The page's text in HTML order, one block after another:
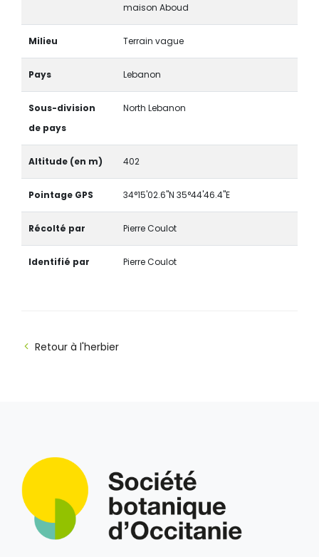
maison Aboud
Milieu Terrain vague
Pays Lebanon
Sous-division
de pays
North Lebanon
Altitude (en m) 402
Pointage GPS 34°15'02.6"N 35°44'46.4"E
Récolté par Pierre Coulot
Identifié par Pierre Coulot
Retour à l'herbier